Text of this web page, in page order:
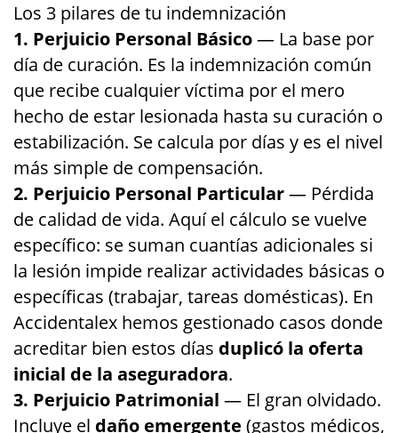
Los 3 pilares de tu indemnización
1. Perjuicio Personal Básico— La base por
día de curación. Es la indemnización común
que recibe cualquier víctima por el mero
hecho de estar lesionada hasta su curación o
estabilización. Se calcula por días y es el nivel
más simple de compensación.
2. Perjuicio Personal Particular— Pérdida
de calidad de vida. Aquí el cálculo se vuelve
específico: se suman cuantías adicionales si
la lesión impide realizar actividades básicas o
específicas (trabajar, tareas domésticas). En
Accidentalex hemos gestionado casos donde
acreditar bien estos días duplicó la oferta
inicial de la aseguradora.
3. Perjuicio Patrimonial — El gran olvidado.
Incluye el daño emergente (gastos médicos,